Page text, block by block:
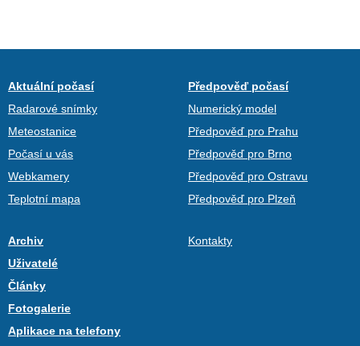
Aktuální počasí
Radarové snímky
Meteostanice
Počasí u vás
Webkamery
Teplotní mapa
Předpověď počasí
Numerický model
Předpověď pro Prahu
Předpověď pro Brno
Předpověď pro Ostravu
Předpověď pro Plzeň
Archiv
Uživatelé
Články
Fotogalerie
Aplikace na telefony
Kontakty